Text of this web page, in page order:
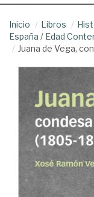
Inicio Libros
España / Edad
Juana de Vega,